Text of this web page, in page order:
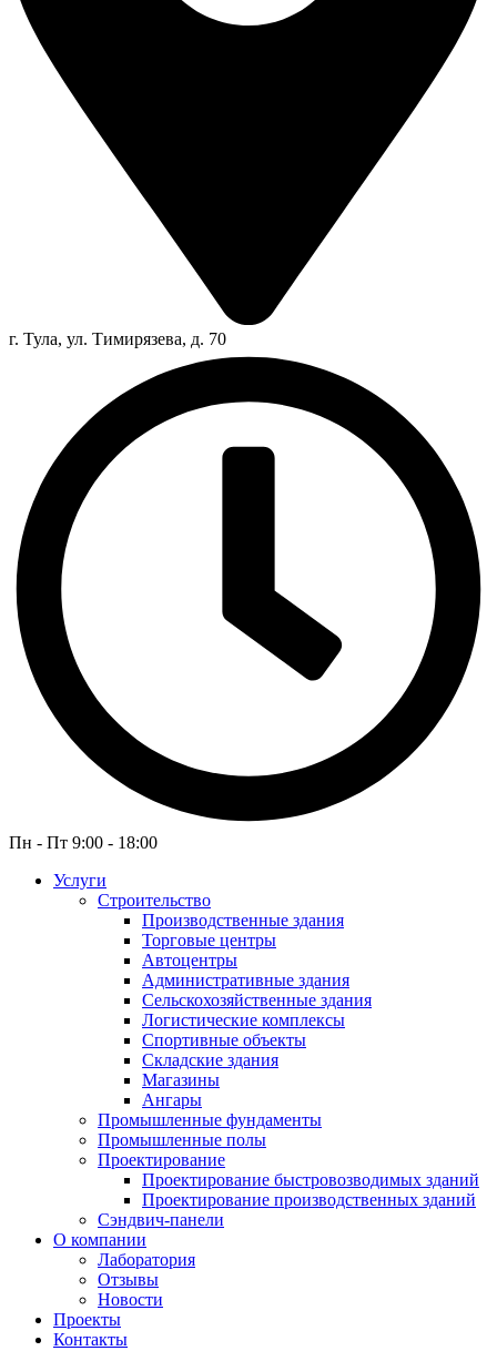
г. Тула, ул. Тимирязева, д. 70
Пн - Пт 9:00 - 18:00
Услуги
Строительство
Производственные здания
Торговые центры
Автоцентры
Административные здания
Сельскохозяйственные здания
Логистические комплексы
Спортивные объекты
Складские здания
Магазины
Ангары
Промышленные фундаменты
Промышленные полы
Проектирование
Проектирование быстровозводимых зданий
Проектирование производственных зданий
Сэндвич-панели
О компании
Лаборатория
Отзывы
Новости
Проекты
Контакты